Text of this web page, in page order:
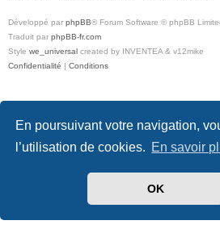
En poursuivant votre navigation,
l’utilisation de cookies. En savoir
OK
Développé par phpBB® Forum Software © phpBB
Traduit par phpBB-fr.com
Style we_universal created by INVENTEA & v12mike
Confidentialité | Conditions